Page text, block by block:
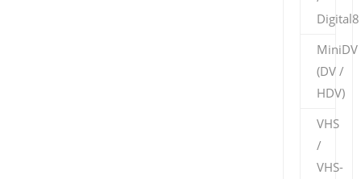
Digital8
MiniDV
(DV /
HDV)
VHS
/
VHS-